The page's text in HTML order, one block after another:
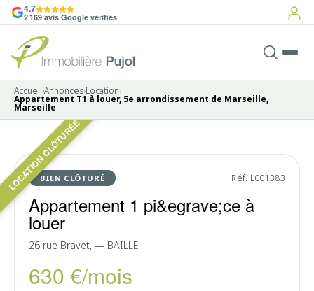
4.7
2 169 avis Google vérifiés
Accueil›Annonces›Location›
Appartement T1 à louer, 5e arrondissement de Marseille,
Marseille
LOCATION CLÔTURÉE
BIEN CLÔTURÉ Réf. L001383
Appartement 1 pi&egrave;ce à
louer
26 rue Bravet, — BAILLE
630 €/mois
Pas de photo disponible
LOUÉ